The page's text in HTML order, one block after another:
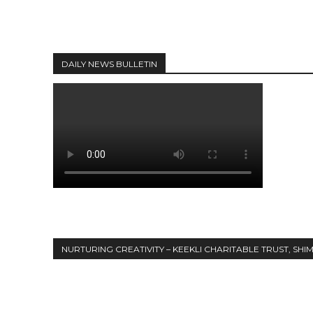
DAILY NEWS BULLETIN
NURTURING CREATIVITY – KEEKLI CHARITABLE TRUST,